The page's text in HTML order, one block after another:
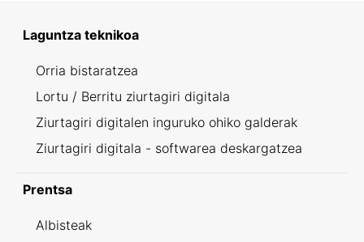
Laguntza teknikoa
Orria bistaratzea
Lortu / Berritu ziurtagiri digitala
Ziurtagiri digitalen inguruko ohiko galderak
Ziurtagiri digitala - softwarea deskargatzea
Prentsa
Albisteak